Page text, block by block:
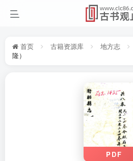
首页 古籍资源库 地方志
隆）
PDF